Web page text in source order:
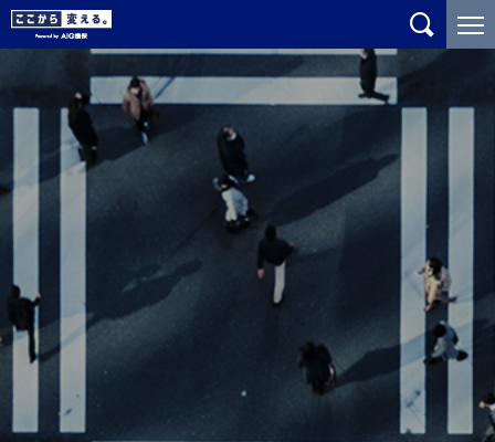
メ
ン
ャ
プ
こ
ン
ン
で